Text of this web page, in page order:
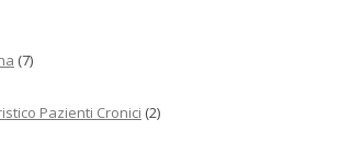
(7)
Pazienti Cronici (2)